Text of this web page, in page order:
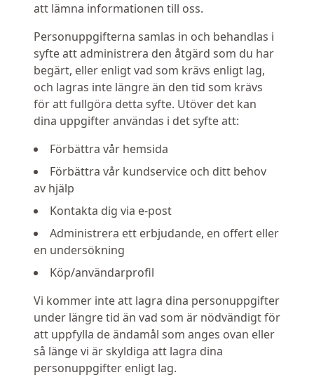
att lämna informationen till oss.
Personuppgifterna samlas in och behandlas i
syfte att administrera den åtgärd som du har
begärt, eller enligt vad som krävs enligt lag,
och lagras inte längre än den tid som krävs
för att fullgöra detta syfte. Utöver det kan
dina uppgifter användas i det syfte att:
Förbättra vår hemsida
Förbättra vår kundservice och ditt behov
av hjälp
Kontakta dig via e-post
Administrera ett erbjudande, en offert eller
en undersökning
Köp/användarprofil
Vi kommer inte att lagra dina personuppgifter
under längre tid än vad som är nödvändigt för
att uppfylla de ändamål som anges ovan eller
så länge vi är skyldiga att lagra dina
personuppgifter enligt lag.